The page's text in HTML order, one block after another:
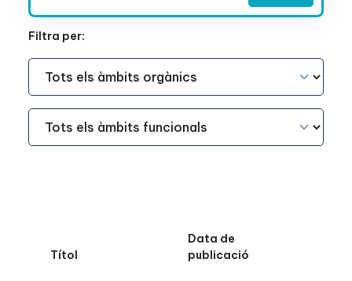
Filtra per:
Àmbit Funcional
Àmbit Funcional
Títol
Data de
publicació